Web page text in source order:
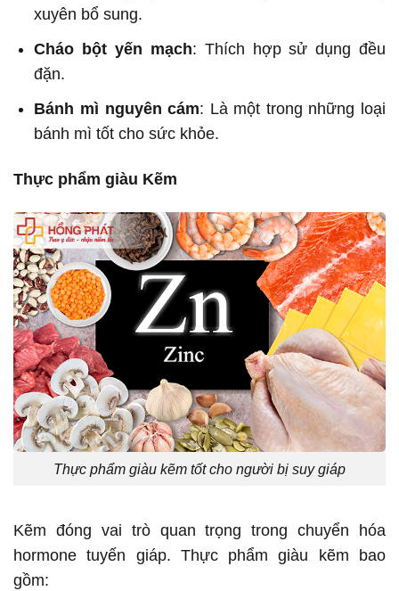
xuyên bổ sung.
Cháo bột yến mạch: Thích hợp sử dụng đều
đặn.
Bánh mì nguyên cám: Là một trong những loại
bánh mì tốt cho sức khỏe.
Thực phẩm giàu Kẽm
Thực phẩm giàu kẽm tốt cho người bị suy giáp
Kẽm đóng vai trò quan trọng trong chuyển hóa
hormone tuyến giáp. Thực phẩm giàu kẽm bao
gồm: